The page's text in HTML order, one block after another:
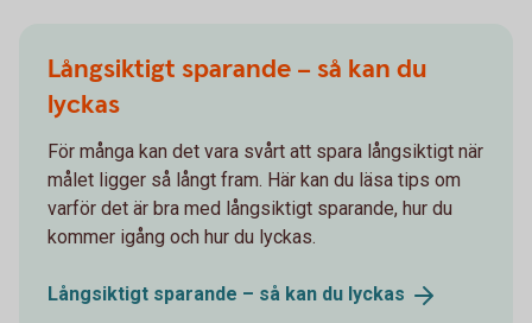
Långsiktigt sparande – så kan du
lyckas
För många kan det vara svårt att spara långsiktigt när
målet ligger så långt fram. Här kan du läsa tips om
varför det är bra med långsiktigt sparande, hur du
kommer igång och hur du lyckas.
Långsiktigt sparande – så kan du lyckas